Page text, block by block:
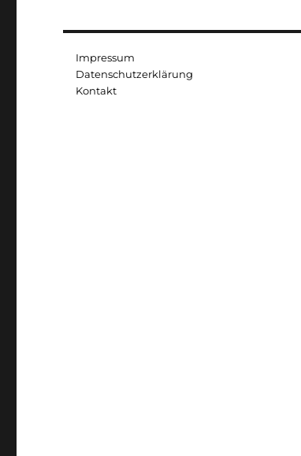
Impressum
Datenschutzerklärung
Kontakt